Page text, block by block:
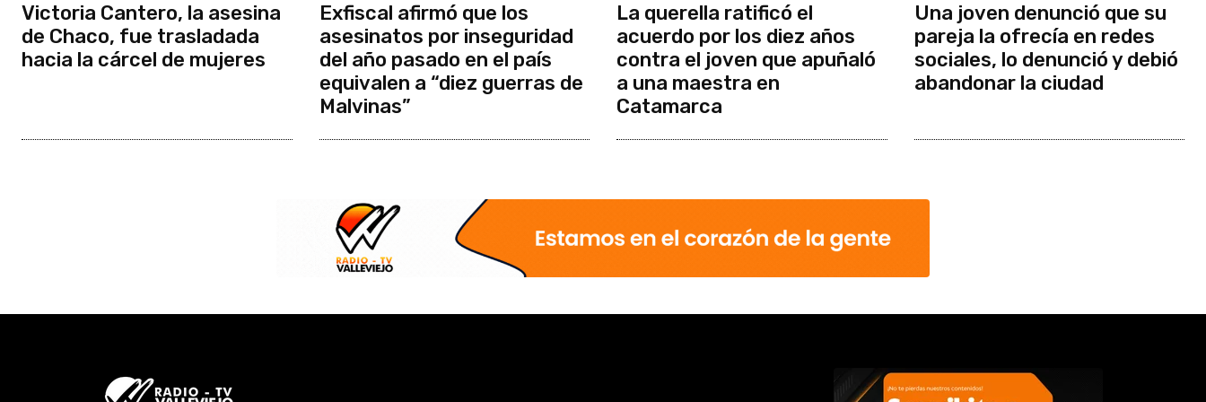
Victoria Cantero, la asesina
de Chaco, fue trasladada
hacia la cárcel de mujeres
Exfiscal afirmó que los
asesinatos por inseguridad
del año pasado en el país
equivalen a “diez guerras de
Malvinas”
La querella ratificó el
acuerdo por los diez años
contra el joven que apuñaló
a una maestra en
Catamarca
Una joven denunció que su
pareja la ofrecía en redes
sociales, lo denunció y debió
abandonar la ciudad